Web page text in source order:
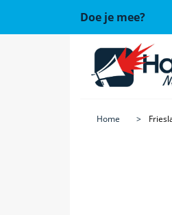
Doe je mee?
Home